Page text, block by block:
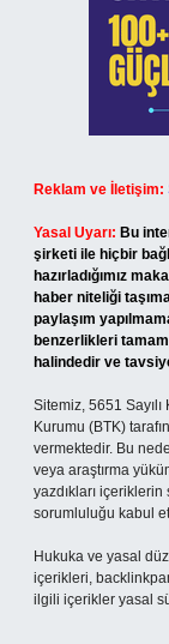
Reklam ve İletişim:
Yasal Uyarı: Bu
şirketi ile hiçbir
hazırladığımız
haber niteliği
paylaşım
benzerlikleri
halindedir ve
Sitemiz, 5651
Kurumu (BTK)
vermektedir. Bu
veya araştırma
yazdıkları
sorumluluğu kabul
Hukuka ve yasal
içerikleri,
ilgili içerikler yasal